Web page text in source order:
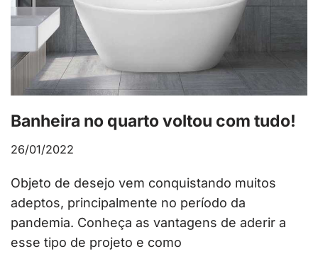
Banheira no quarto voltou com tudo!
26/01/2022
Objeto de desejo vem conquistando muitos
adeptos, principalmente no período da
pandemia. Conheça as vantagens de aderir a
esse tipo de projeto e como